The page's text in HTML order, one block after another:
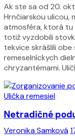
Ak ste sa od 20.
Hrnčiarskou ulicou,
atmosféra, ktorá tu
totiž vyzdobili
tekvice skrášlili
remeselníckych
chryzantémami.
Veronika Samková
Netradičné